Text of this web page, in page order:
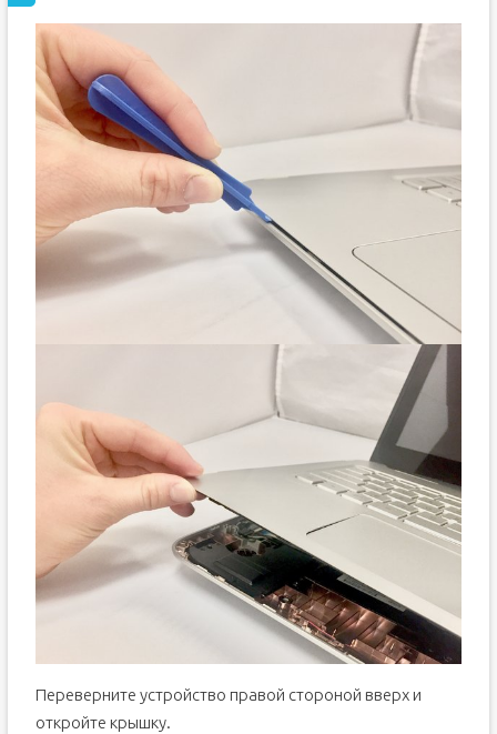
Переверните устройство правой стороной вверх и
откройте крышку.